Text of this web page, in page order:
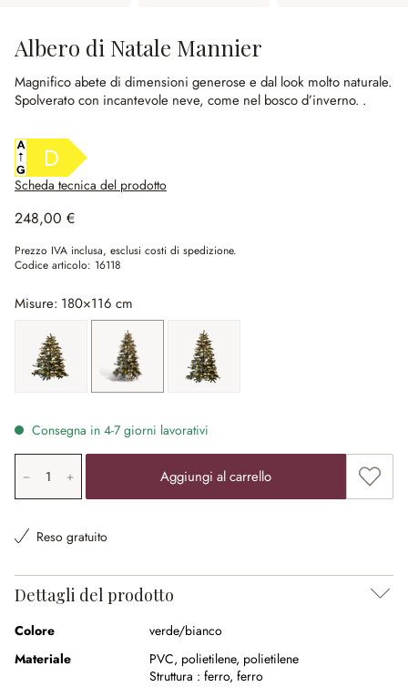
Albero di Natale Mannier
Magnifico abete di dimensioni generose e dal look molto naturale.
Spolverato con incantevole neve, come nel bosco d’inverno. .
D
Scheda tecnica del prodotto
248,00 €
Prezzo IVA inclusa, esclusi costi di spedizione.
Codice articolo: 16118
Misure: 180×116 cm
90×68 cm 180×116 cm 240 × 150 cm
Consegna in 4-7 giorni lavorativi
Quantità prodotto: inserisci il valore desiderato o
Aggiungi al carrello
Reso gratuito
Dettagli del prodotto
Colore
verde/bianco
Materiale
PVC, polietilene, polietilene
Struttura : ferro, ferro